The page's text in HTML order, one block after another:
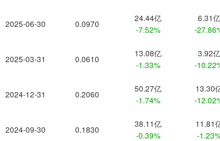
2025-06-30
2025-03-31
2024-12-31
2024-09-30
0.0970
24.44亿
-7.52%
6.31亿
-
0.0610
13.08亿
-1.33%
3.92亿
-
0.2060
50.27亿
-1.74%
13.30
-
0.1830
38.11亿
-0.39%
11.81
-